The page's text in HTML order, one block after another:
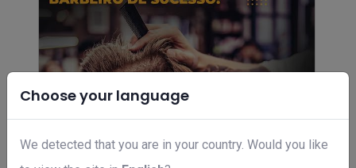
Choose your language
We detected that you are in your country. Would you like